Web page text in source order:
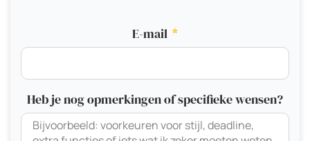
E-mail
Heb je nog opmerkingen of specifieke wensen?